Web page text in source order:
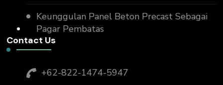
Keunggulan Panel Beton Precast Sebagai
Pagar Pembatas
Contact Us
+62-822-1474-5947